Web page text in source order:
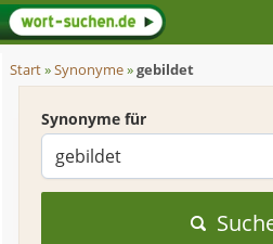
Start»Synonyme»gebildet
Synonyme für